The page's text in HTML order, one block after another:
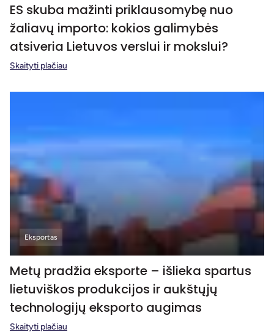
ES skuba mažinti priklausomybę nuo
žaliavų importo: kokios galimybės
atsiveria Lietuvos verslui ir mokslui?
Skaityti plačiau
Eksportas
Metų pradžia eksporte – išlieka spartus
lietuviškos produkcijos ir aukštųjų
technologijų eksporto augimas
Skaityti plačiau